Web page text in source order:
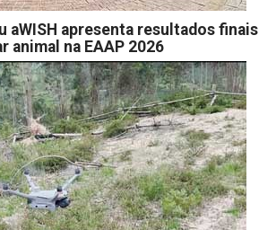
aWISH apresenta resultados finais
animal na EAAP 2026